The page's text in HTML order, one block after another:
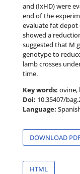
and (IxHD) were
end of the
evaluate fat depot
showed a
suggested that M
genotype to
lamb crosses
time.
Key words: ovine,
Doi: 10.35407/
Language:
DOWNLOAD
HTML